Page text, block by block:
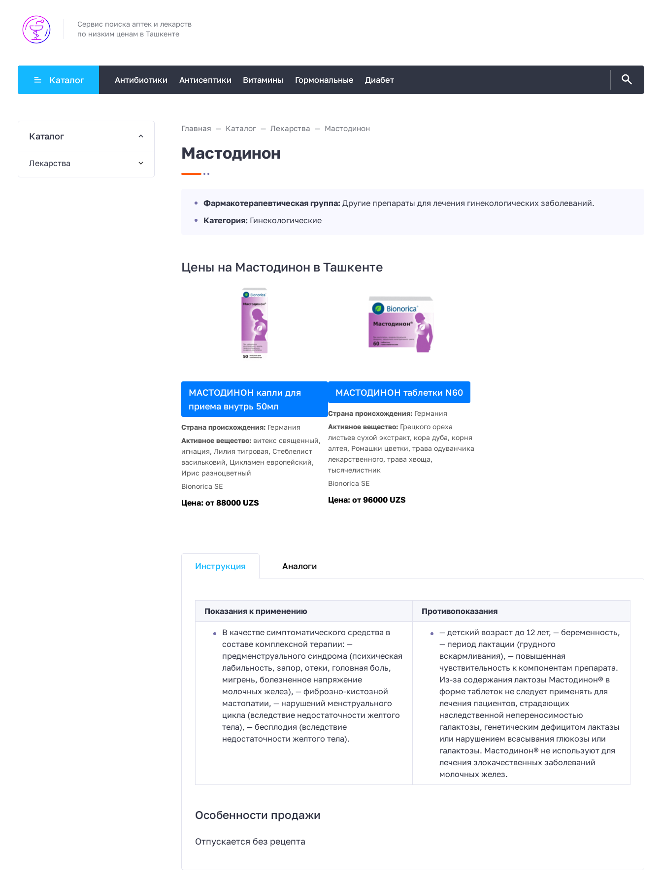
Сервис поиска аптек и лекарств
по низким ценам в Ташкенте
Каталог Антибиотики Антисептики Витамины Гормональные Диабет
Главная Каталог Лекарства Мастодинон
Мастодинон
Фармакотерапевтическая группа: Другие препараты для лечения гинекологических заболеваний.
Категория: Гинекологические
Цены на Мастодинон в Ташкенте
МАСТОДИНОН капли для
приема внутрь 50мл
Страна происхождения:Германия
Активное вещество:витекс священный,
игнация, Лилия тигровая, Стеблелист
васильковий, Цикламен европейский,
Ирис разноцветный
Bionorica SE
Цена: от 88000 UZS
МАСТОДИНОН таблетки N60
Страна происхождения:Германия
Активное вещество:Грецкого ореха
листьев сухой экстракт, кора дуба, корня
алтея, Ромашки цветки, трава одуванчика
лекарственного, трава хвоща,
тысячелистник
Bionorica SE
Цена: от 96000 UZS
Инструкция Аналоги
Показания к применению Противопоказания
В качестве симптоматического средства в
составе комплексной терапии: —
предменструального синдрома (психическая
лабильность, запор, отеки, головная боль,
мигрень, болезненное напряжение
молочных желез), — фиброзно-кистозной
мастопатии, — нарушений менструального
цикла (вследствие недостаточности желтого
тела), — бесплодия (вследствие
недостаточности желтого тела).
— детский возраст до 12 лет, — беременность,
— период лактации (грудного
вскармливания), — повышенная
чувствительность к компонентам препарата.
Из-за содержания лактозы Мастодинон® в
форме таблеток не следует применять для
лечения пациентов, страдающих
наследственной непереносимостью
галактозы, генетическим дефицитом лактазы
или нарушением всасывания глюкозы или
галактозы. Мастодинон® не используют для
лечения злокачественных заболеваний
молочных желез.
Особенности продажи
Отпускается без рецепта
Каталог
Лекарства